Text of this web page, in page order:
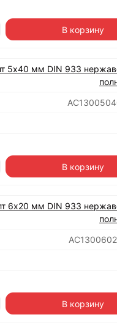
В корзину
5х40 мм DIN 933
В корзину
6х20 мм DIN 933
В корзину